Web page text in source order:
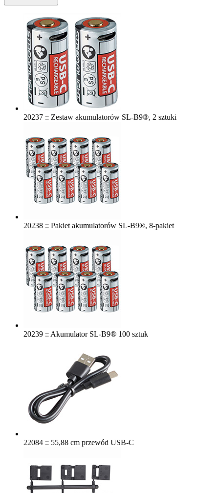
20237 :: Zestaw akumulatorów SL-B9®, 2 sztuki
20238 :: Pakiet akumulatorów SL-B9®, 8-pakiet
20239 :: Akumulator SL-B9® 100 sztuk
22084 :: 55,88 cm przewód USB-C